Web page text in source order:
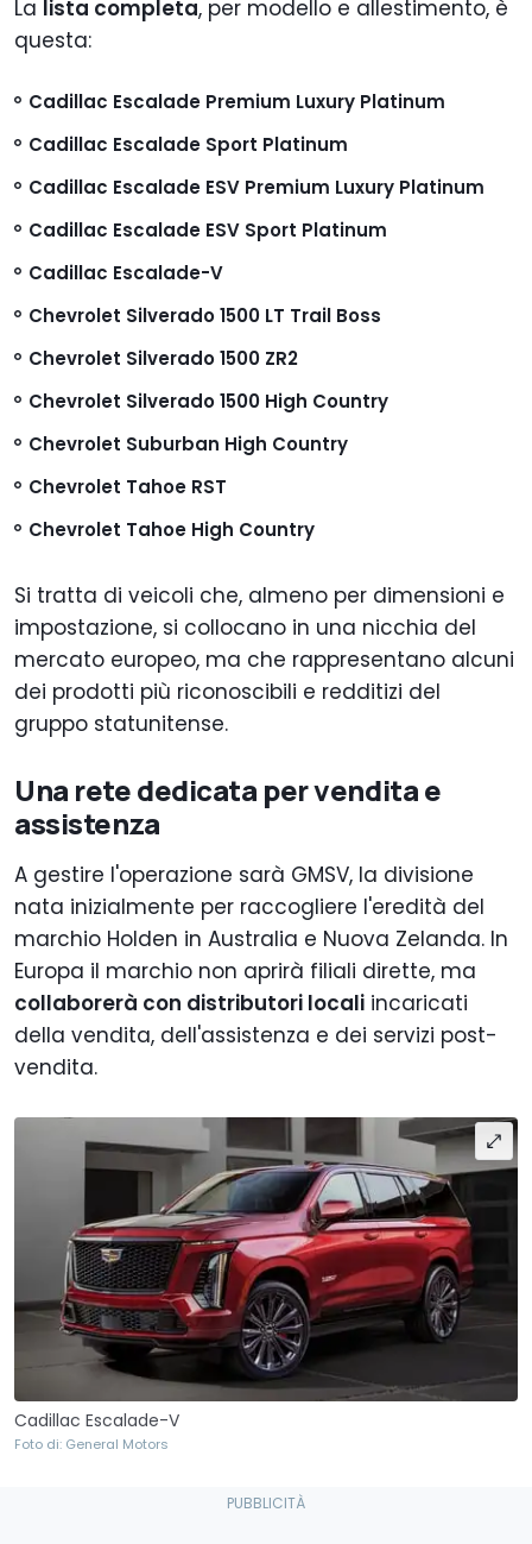
La lista completa, per modello e allestimento, è
questa:
Cadillac Escalade Premium Luxury Platinum
Cadillac Escalade Sport Platinum
Cadillac Escalade ESV Premium Luxury Platinum
Cadillac Escalade ESV Sport Platinum
Cadillac Escalade-V
Chevrolet Silverado 1500 LT Trail Boss
Chevrolet Silverado 1500 ZR2
Chevrolet Silverado 1500 High Country
Chevrolet Suburban High Country
Chevrolet Tahoe RST
Chevrolet Tahoe High Country
Si tratta di veicoli che, almeno per dimensioni e
impostazione, si collocano in una nicchia del
mercato europeo, ma che rappresentano alcuni
dei prodotti più riconoscibili e redditizi del
gruppo statunitense.
Una rete dedicata per vendita e
assistenza
A gestire l'operazione sarà GMSV, la divisione
nata inizialmente per raccogliere l'eredità del
marchio Holden in Australia e Nuova Zelanda. In
Europa il marchio non aprirà filiali dirette, ma
collaborerà con distributori locali incaricati
della vendita, dell'assistenza e dei servizi post-
vendita.
Cadillac Escalade-V
Foto di: General Motors